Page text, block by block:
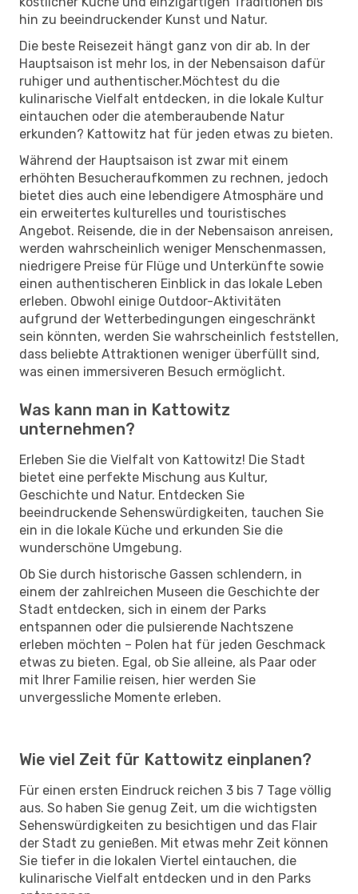
hin zu beeindruckender Kunst und Natur.
Die beste Reisezeit hängt ganz von dir ab. In der
Hauptsaison ist mehr los, in der Nebensaison dafür
ruhiger und authentischer.Möchtest du die
kulinarische Vielfalt entdecken, in die lokale Kultur
eintauchen oder die atemberaubende Natur
erkunden? Kattowitz hat für jeden etwas zu bieten.
Während der Hauptsaison ist zwar mit einem
erhöhten Besucheraufkommen zu rechnen, jedoch
bietet dies auch eine lebendigere Atmosphäre und
ein erweitertes kulturelles und touristisches
Angebot. Reisende, die in der Nebensaison anreisen,
werden wahrscheinlich weniger Menschenmassen,
niedrigere Preise für Flüge und Unterkünfte sowie
einen authentischeren Einblick in das lokale Leben
erleben. Obwohl einige Outdoor-Aktivitäten
aufgrund der Wetterbedingungen eingeschränkt
sein könnten, werden Sie wahrscheinlich feststellen,
dass beliebte Attraktionen weniger überfüllt sind,
was einen immersiveren Besuch ermöglicht.
Was kann man in Kattowitz
unternehmen?
Erleben Sie die Vielfalt von Kattowitz! Die Stadt
bietet eine perfekte Mischung aus Kultur,
Geschichte und Natur. Entdecken Sie
beeindruckende Sehenswürdigkeiten, tauchen Sie
ein in die lokale Küche und erkunden Sie die
wunderschöne Umgebung.
Ob Sie durch historische Gassen schlendern, in
einem der zahlreichen Museen die Geschichte der
Stadt entdecken, sich in einem der Parks
entspannen oder die pulsierende Nachtszene
erleben möchten – Polen hat für jeden Geschmack
etwas zu bieten. Egal, ob Sie alleine, als Paar oder
mit Ihrer Familie reisen, hier werden Sie
unvergessliche Momente erleben.
Wie viel Zeit für Kattowitz einplanen?
Für einen ersten Eindruck reichen 3 bis 7 Tage völlig
aus. So haben Sie genug Zeit, um die wichtigsten
Sehenswürdigkeiten zu besichtigen und das Flair
der Stadt zu genießen. Mit etwas mehr Zeit können
Sie tiefer in die lokalen Viertel eintauchen, die
kulinarische Vielfalt entdecken und in den Parks